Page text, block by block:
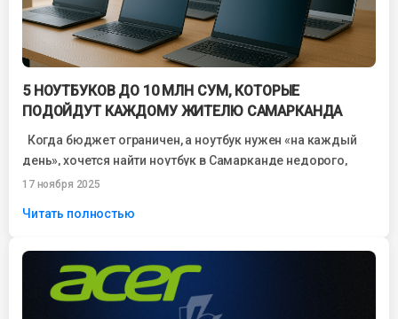
5 НОУТБУКОВ ДО 10 МЛН СУМ, КОТОРЫЕ
ПОДОЙДУТ КАЖДОМУ ЖИТЕЛЮ САМАРКАНДА
Когда бюджет ограничен, а ноутбук нужен «на каждый
день», хочется найти ноутбук в Самарканде недорого,
который не зависает, работает...
17 ноября 2025
Читать полностью